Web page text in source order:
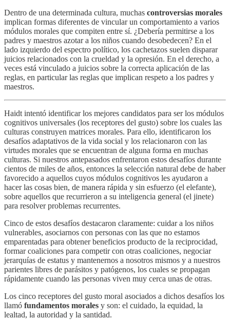
Dentro de una determinada cultura, muchas controversias morales
implican formas diferentes de vincular un comportamiento a varios
módulos morales que compiten entre sí. ¿Debería permitirse a los
padres y maestros azotar a los niños cuando desobedecen? En el
lado izquierdo del espectro político, los cachetazos suelen disparar
juicios relacionados con la crueldad y la opresión. En el derecho, a
veces está vinculado a juicios sobre la correcta aplicación de las
reglas, en particular las reglas que implican respeto a los padres y
maestros.
Haidt intentó identificar los mejores candidatos para ser los módulos
cognitivos universales (los receptores del gusto) sobre los cuales las
culturas construyen matrices morales. Para ello, identificaron los
desafíos adaptativos de la vida social y los relacionaron con las
virtudes morales que se encuentran de alguna forma en muchas
culturas. Si nuestros antepasados enfrentaron estos desafíos durante
cientos de miles de años, entonces la selección natural debe de haber
favorecido a aquellos cuyos módulos cognitivos les ayudaron a
hacer las cosas bien, de manera rápida y sin esfuerzo (el elefante),
sobre aquellos que recurrieron a su inteligencia general (el jinete)
para resolver problemas recurrentes.
Cinco de estos desafíos destacaron claramente: cuidar a los niños
vulnerables, asociarnos con personas con las que no estamos
emparentadas para obtener beneficios producto de la reciprocidad,
formar coaliciones para competir con otras coaliciones, negociar
jerarquías de estatus y mantenernos a nosotros mismos y a nuestros
parientes libres de parásitos y patógenos, los cuales se propagan
rápidamente cuando las personas viven muy cerca unas de otras.
Los cinco receptores del gusto moral asociados a dichos desafíos los
llamó fundamentos morales y son: el cuidado, la equidad, la
lealtad, la autoridad y la santidad.